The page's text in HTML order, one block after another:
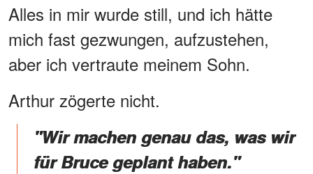
Alles in mir wurde still, und ich hätte
mich fast gezwungen, aufzustehen,
aber ich vertraute meinem Sohn.
Arthur zögerte nicht.
"Wir machen genau das, was wir
für Bruce geplant haben."